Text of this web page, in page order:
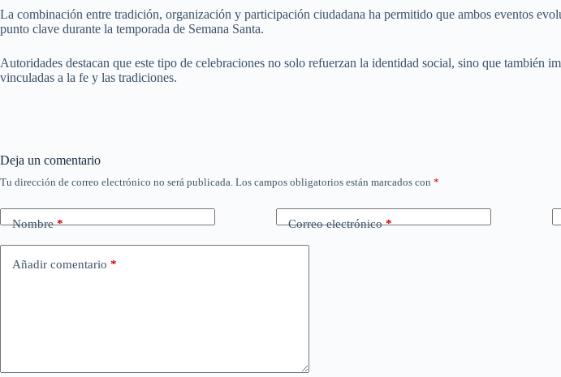
La combinación entre tradición, organización y participación ciudadana ha permitido que ambos eventos
punto clave durante la temporada de Semana Santa.
Autoridades destacan que este tipo de celebraciones no solo refuerzan la identidad social, sino que
vinculadas a la fe y las tradiciones.
Deja un comentario
Tu dirección de correo electrónico no será publicada. Los campos obligatorios están marcados con *
Nombre* Correo electrónico*
Añadir comentario *